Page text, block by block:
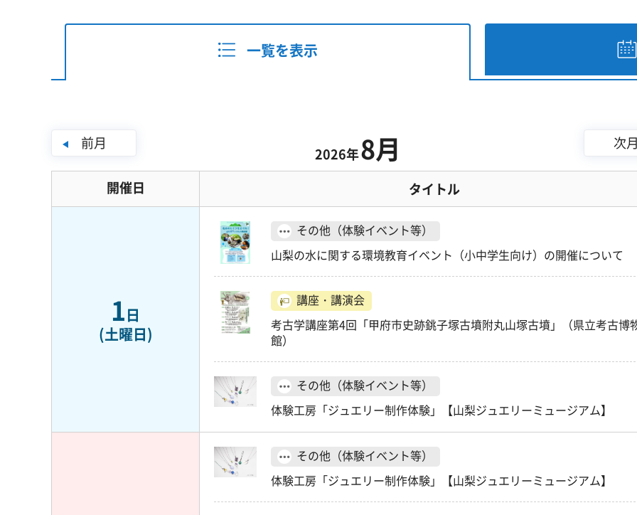
一覧を表示
前月
2026年8月 次
開催日 タイトル
1日
(土曜日)
その他（体験イベント等）
山梨の水に関する環境教育イベント（小中学生向け）の開催について
講座・講演会
考古学講座第4回「甲府市史跡銚子塚古墳附丸山塚古墳」（県立考古博
館）
その他（体験イベント等）
体験工房「ジュエリー制作体験」【山梨ジュエリーミュージアム】
その他（体験イベント等）
体験工房「ジュエリー制作体験」【山梨ジュエリーミュージアム】